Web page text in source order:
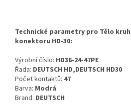
Technické parametry pro Tělo
konektoru HD-30:
Výrobní číslo: HD36-24-47PE
Řada: DEUTSCH HD,DEUTSCH HD30
Počet kontaktů: 47
Barva: Modrá
Brand: DEUTSCH